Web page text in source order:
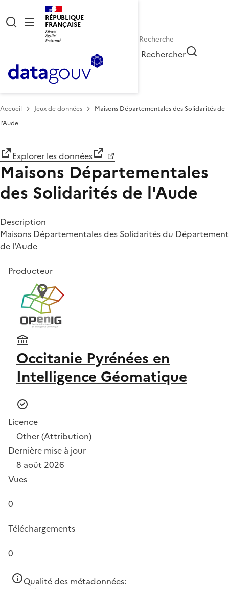
RÉPUBLIQUE
FRANÇAISE
Rechercher
Accueil Jeux de données
Maisons Départementales des Solidarités de
l'Aude
Explorer les données
Maisons Départementales
des Solidarités de l'Aude
Description
Maisons Départementales des Solidarités du Département
de l'Aude
Producteur
Occitanie Pyrénées en
Intelligence Géomatique
Licence
Other (Attribution)
Dernière mise à jour
8 août 2026
Vues
0
Téléchargements
0
Qualité des métadonnées: